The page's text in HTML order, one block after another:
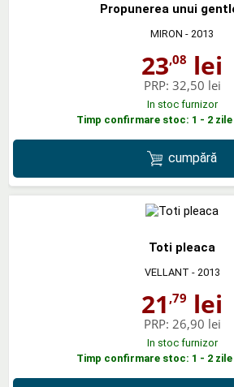
Propunerea unui
MIRON - 2013
23,08 lei
PRP: 32,50 lei
In stoc furnizor
Timp confirmare stoc: 1 - 2
cumpără
Toti pleaca
VELLANT - 2013
21 ,79 lei
PRP: 26,90 lei
In stoc furnizor
Timp confirmare stoc: 1 - 2